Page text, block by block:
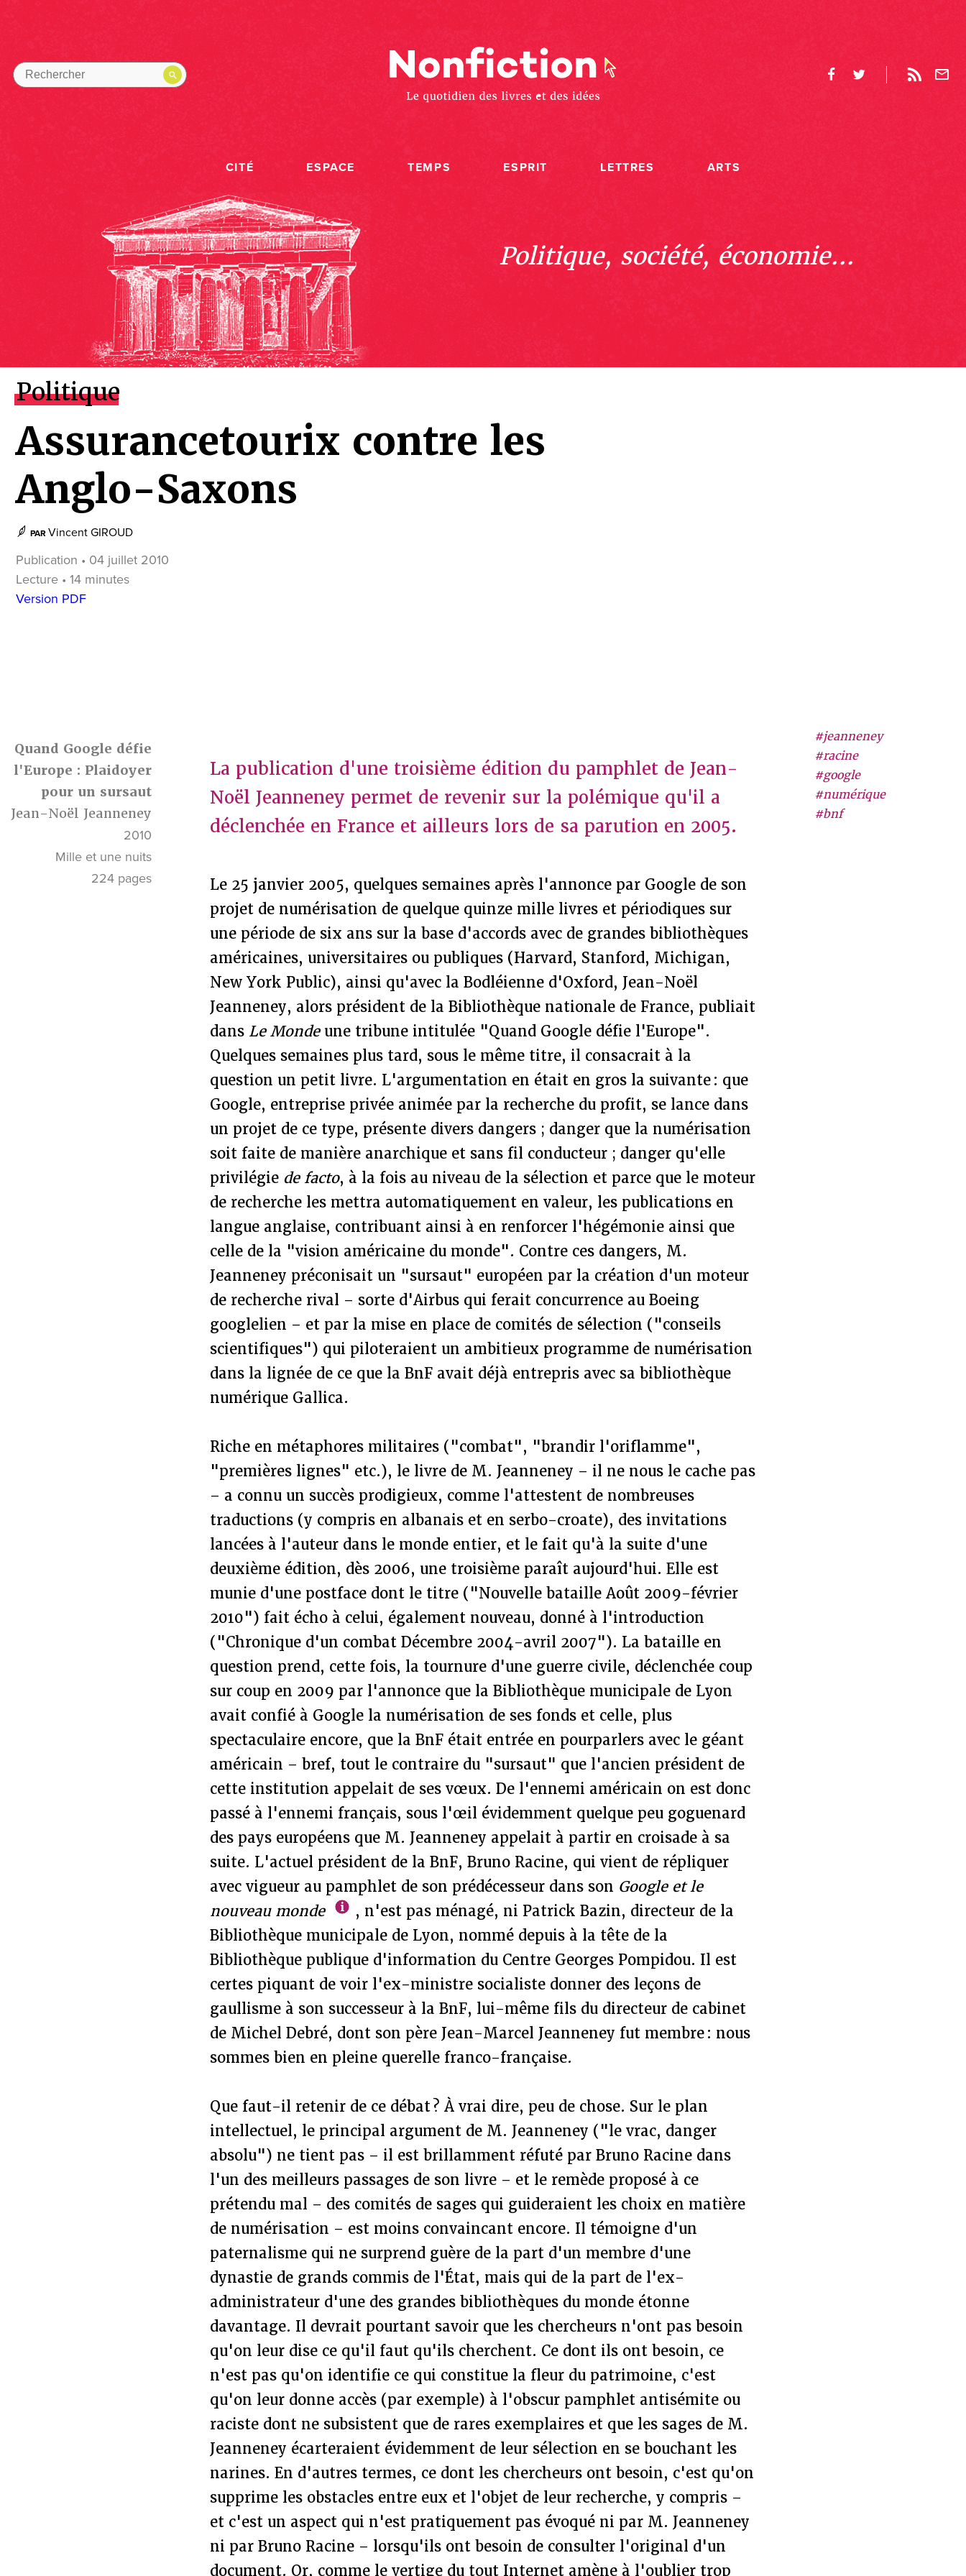
CITÉ ESPACE TEMPS ESPRIT LETTRES ARTS
Politique, société, économie...
Politique
Assurancetourix contre les
Anglo-Saxons
PAR Vincent GIROUD
Publication • 04 juillet 2010
Lecture • 14 minutes
Version PDF
Quand Google défie
l'Europe : Plaidoyer
pour un sursaut
Jean-Noël Jeanneney
2010
Mille et une nuits
224 pages
#jeanneney
#racine
#google
#numérique
#bnf
La publication d'une troisième édition du pamphlet de Jean-
Noël Jeanneney permet de revenir sur la polémique qu'il a
déclenchée en France et ailleurs lors de sa parution en 2005.
Le 25 janvier 2005, quelques semaines après l'annonce par Google de son
projet de numérisation de quelque quinze mille livres et périodiques sur
une période de six ans sur la base d'accords avec de grandes bibliothèques
américaines, universitaires ou publiques (Harvard, Stanford, Michigan,
New York Public), ainsi qu'avec la Bodléienne d'Oxford, Jean-Noël
Jeanneney, alors président de la Bibliothèque nationale de France, publiait
dans Le Mondeune tribune intitulée "Quand Google défie l'Europe".
Quelques semaines plus tard, sous le même titre, il consacrait à la
question un petit livre. L'argumentation en était en gros la suivante : que
Google, entreprise privée animée par la recherche du profit, se lance dans
un projet de ce type, présente divers dangers ; danger que la numérisation
soit faite de manière anarchique et sans fil conducteur ; danger qu'elle
privilégie de facto, à la fois au niveau de la sélection et parce que le moteur
de recherche les mettra automatiquement en valeur, les publications en
langue anglaise, contribuant ainsi à en renforcer l'hégémonie ainsi que
celle de la "vision américaine du monde". Contre ces dangers, M.
Jeanneney préconisait un "sursaut" européen par la création d'un moteur
de recherche rival – sorte d'Airbus qui ferait concurrence au Boeing
googlelien – et par la mise en place de comités de sélection ("conseils
scientifiques") qui piloteraient un ambitieux programme de numérisation
dans la lignée de ce que la BnF avait déjà entrepris avec sa bibliothèque
numérique Gallica.
Riche en métaphores militaires ("combat", "brandir l'oriflamme",
"premières lignes" etc.), le livre de M. Jeanneney – il ne nous le cache pas
– a connu un succès prodigieux, comme l'attestent de nombreuses
traductions (y compris en albanais et en serbo-croate), des invitations
lancées à l'auteur dans le monde entier, et le fait qu'à la suite d'une
deuxième édition, dès 2006, une troisième paraît aujourd'hui. Elle est
munie d'une postface dont le titre ("Nouvelle bataille Août 2009-février
2010") fait écho à celui, également nouveau, donné à l'introduction
("Chronique d'un combat Décembre 2004-avril 2007"). La bataille en
question prend, cette fois, la tournure d'une guerre civile, déclenchée coup
sur coup en 2009 par l'annonce que la Bibliothèque municipale de Lyon
avait confié à Google la numérisation de ses fonds et celle, plus
spectaculaire encore, que la BnF était entrée en pourparlers avec le géant
américain – bref, tout le contraire du "sursaut" que l'ancien président de
cette institution appelait de ses vœux. De l'ennemi américain on est donc
passé à l'ennemi français, sous l'œil évidemment quelque peu goguenard
des pays européens que M. Jeanneney appelait à partir en croisade à sa
suite. L'actuel président de la BnF, Bruno Racine, qui vient de répliquer
avec vigueur au pamphlet de son prédécesseur dans son Google et le
nouveau monde
, n'est pas ménagé, ni Patrick Bazin, directeur de la
Bibliothèque municipale de Lyon, nommé depuis à la tête de la
Bibliothèque publique d'information du Centre Georges Pompidou. Il est
certes piquant de voir l'ex-ministre socialiste donner des leçons de
gaullisme à son successeur à la BnF, lui-même fils du directeur de cabinet
de Michel Debré, dont son père Jean-Marcel Jeanneney fut membre : nous
sommes bien en pleine querelle franco-française.
Que faut-il retenir de ce débat ? À vrai dire, peu de chose. Sur le plan
intellectuel, le principal argument de M. Jeanneney ("le vrac, danger
absolu") ne tient pas – il est brillamment réfuté par Bruno Racine dans
l'un des meilleurs passages de son livre – et le remède proposé à ce
prétendu mal – des comités de sages qui guideraient les choix en matière
de numérisation – est moins convaincant encore. Il témoigne d'un
paternalisme qui ne surprend guère de la part d'un membre d'une
dynastie de grands commis de l'État, mais qui de la part de l'ex-
administrateur d'une des grandes bibliothèques du monde étonne
davantage. Il devrait pourtant savoir que les chercheurs n'ont pas besoin
qu'on leur dise ce qu'il faut qu'ils cherchent. Ce dont ils ont besoin, ce
n'est pas qu'on identifie ce qui constitue la fleur du patrimoine, c'est
qu'on leur donne accès (par exemple) à l'obscur pamphlet antisémite ou
raciste dont ne subsistent que de rares exemplaires et que les sages de M.
Jeanneney écarteraient évidemment de leur sélection en se bouchant les
narines. En d'autres termes, ce dont les chercheurs ont besoin, c'est qu'on
supprime les obstacles entre eux et l'objet de leur recherche, y compris –
et c'est un aspect qui n'est pratiquement pas évoqué ni par M. Jeanneney
ni par Bruno Racine – lorsqu'ils ont besoin de consulter l'original d'un
document. Or, comme le vertige du tout Internet amène à l'oublier trop